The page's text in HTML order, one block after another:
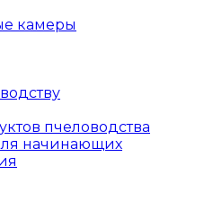
камеры
пчеловодства
начинающих